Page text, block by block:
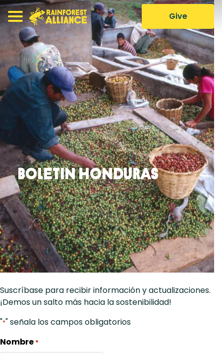
Give
Boletin Honduras
Suscríbase para recibir información y actualizaciones.
¡Demos un salto más hacia la sostenibilidad!
"*" señala los campos obligatorios
Nombre *